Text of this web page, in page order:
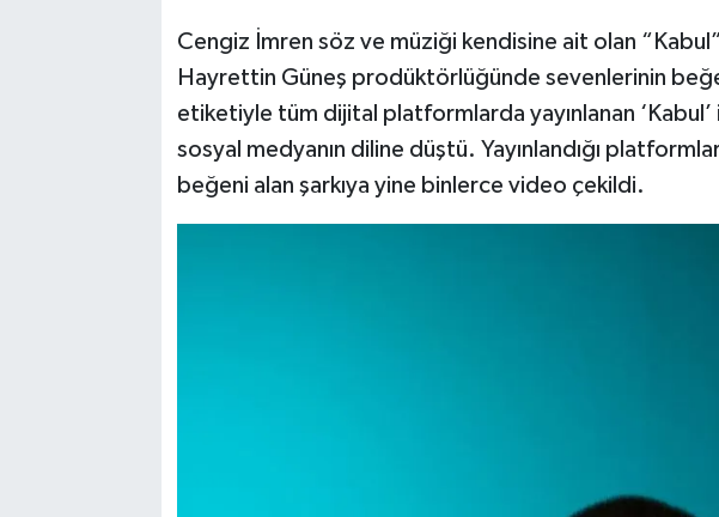
Cengiz İmren söz ve müziği kendisine ait olan “Kabul”
Hayrettin Güneş prodüktörlüğünde sevenlerinin
etiketiyle tüm dijital platformlarda yayınlanan ‘Kabul’
sosyal medyanın diline düştü. Yayınlandığı
beğeni alan şarkıya yine binlerce video çekildi.